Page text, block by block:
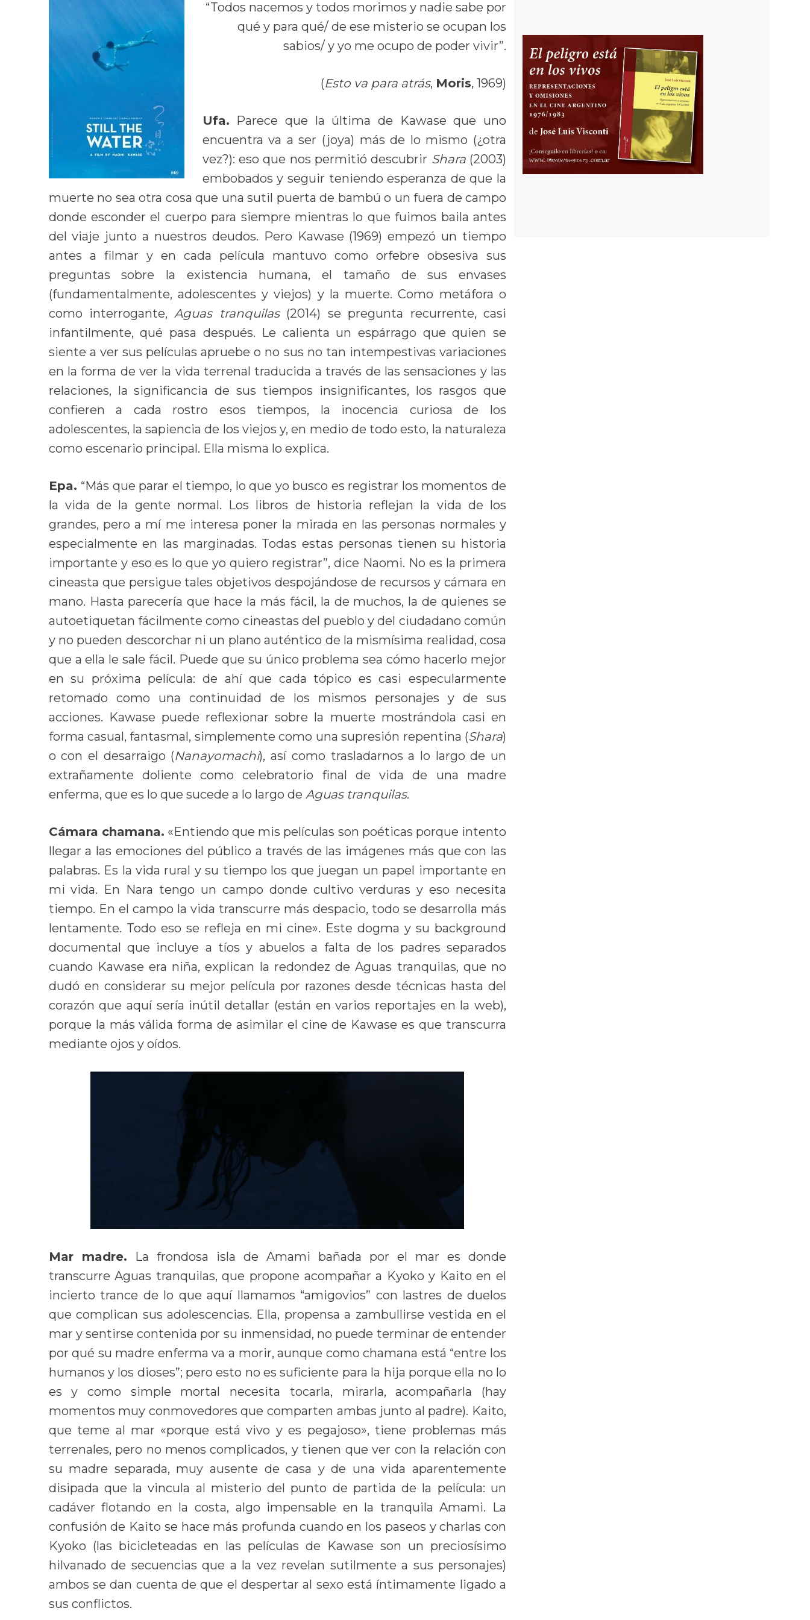
“Todos nacemos y todos morimos y nadie sabe por
qué y para qué/ de ese misterio se ocupan los
sabios/ y yo me ocupo de poder vivir”.
(Esto va para atrás, Moris, 1969)
Ufa. Parece que la última de Kawase que uno
encuentra va a ser (joya) más de lo mismo (¿otra
vez?): eso que nos permitió descubrir Shara(2003)
embobados y seguir teniendo esperanza de que la
muerte no sea otra cosa que una sutil puerta de bambú o un fuera de campo
donde esconder el cuerpo para siempre mientras lo que fuimos baila antes
del viaje junto a nuestros deudos. Pero Kawase (1969) empezó un tiempo
antes a filmar y en cada película mantuvo como orfebre obsesiva sus
preguntas sobre la existencia humana, el tamaño de sus envases
(fundamentalmente, adolescentes y viejos) y la muerte. Como metáfora o
como interrogante, Aguas tranquilas(2014) se pregunta recurrente, casi
infantilmente, qué pasa después. Le calienta un espárrago que quien se
siente a ver sus películas apruebe o no sus no tan intempestivas variaciones
en la forma de ver la vida terrenal traducida a través de las sensaciones y las
relaciones, la significancia de sus tiempos insignificantes, los rasgos que
confieren a cada rostro esos tiempos, la inocencia curiosa de los
adolescentes, la sapiencia de los viejos y, en medio de todo esto, la naturaleza
como escenario principal. Ella misma lo explica.
Epa. “Más que parar el tiempo, lo que yo busco es registrar los momentos de
la vida de la gente normal. Los libros de historia reflejan la vida de los
grandes, pero a mí me interesa poner la mirada en las personas normales y
especialmente en las marginadas. Todas estas personas tienen su historia
importante y eso es lo que yo quiero registrar”, dice Naomi. No es la primera
cineasta que persigue tales objetivos despojándose de recursos y cámara en
mano. Hasta parecería que hace la más fácil, la de muchos, la de quienes se
autoetiquetan fácilmente como cineastas del pueblo y del ciudadano común
y no pueden descorchar ni un plano auténtico de la mismísima realidad, cosa
que a ella le sale fácil. Puede que su único problema sea cómo hacerlo mejor
en su próxima película: de ahí que cada tópico es casi especularmente
retomado como una continuidad de los mismos personajes y de sus
acciones. Kawase puede reflexionar sobre la muerte mostrándola casi en
forma casual, fantasmal, simplemente como una supresión repentina (Shara)
o con el desarraigo (Nanayomachi), así como trasladarnos a lo largo de un
extrañamente doliente como celebratorio final de vida de una madre
enferma, que es lo que sucede a lo largo de Aguas tranquilas.
Cámara chamana. «Entiendo que mis películas son poéticas porque intento
llegar a las emociones del público a través de las imágenes más que con las
palabras. Es la vida rural y su tiempo los que juegan un papel importante en
mi vida. En Nara tengo un campo donde cultivo verduras y eso necesita
tiempo. En el campo la vida transcurre más despacio, todo se desarrolla más
lentamente. Todo eso se refleja en mi cine». Este dogma y su background
documental que incluye a tíos y abuelos a falta de los padres separados
cuando Kawase era niña, explican la redondez de Aguas tranquilas, que no
dudó en considerar su mejor película por razones desde técnicas hasta del
corazón que aquí sería inútil detallar (están en varios reportajes en la web),
porque la más válida forma de asimilar el cine de Kawase es que transcurra
mediante ojos y oídos.
Mar madre. La frondosa isla de Amami bañada por el mar es donde
transcurre Aguas tranquilas, que propone acompañar a Kyoko y Kaito en el
incierto trance de lo que aquí llamamos “amigovios” con lastres de duelos
que complican sus adolescencias. Ella, propensa a zambullirse vestida en el
mar y sentirse contenida por su inmensidad, no puede terminar de entender
por qué su madre enferma va a morir, aunque como chamana está “entre los
humanos y los dioses”; pero esto no es suficiente para la hija porque ella no lo
es y como simple mortal necesita tocarla, mirarla, acompañarla (hay
momentos muy conmovedores que comparten ambas junto al padre). Kaito,
que teme al mar «porque está vivo y es pegajoso», tiene problemas más
terrenales, pero no menos complicados, y tienen que ver con la relación con
su madre separada, muy ausente de casa y de una vida aparentemente
disipada que la vincula al misterio del punto de partida de la película: un
cadáver flotando en la costa, algo impensable en la tranquila Amami. La
confusión de Kaito se hace más profunda cuando en los paseos y charlas con
Kyoko (las bicicleteadas en las películas de Kawase son un preciosísimo
hilvanado de secuencias que a la vez revelan sutilmente a sus personajes)
ambos se dan cuenta de que el despertar al sexo está íntimamente ligado a
sus conflictos.